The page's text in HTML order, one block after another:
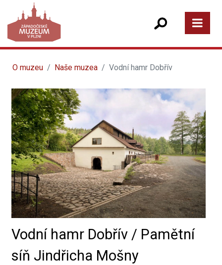
O muzeu Naše muzea Vodní hamr Dobřív
Vodní hamr Dobřív / Pamětní
síň Jindřicha Mošny